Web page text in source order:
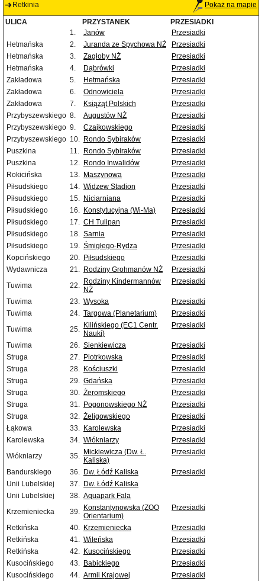
Retkinia Pokaż na mapie
ULICA PRZYSTANEK
PRZESIADKI
1.
Janów
Przesiadki
Hetmańska
2. Juranda ze Spychowa NŻ
Przesiadki
Hetmańska
3. Zagłoby NŻ
Przesiadki
Hetmańska
4. Dąbrówki
Przesiadki
Zakładowa
5. Hetmańska
Przesiadki
Zakładowa
6. Odnowiciela
Przesiadki
Zakładowa
7. Książąt Polskich
Przesiadki
Przybyszewskiego 8. Augustów NŻ
Przesiadki
Przybyszewskiego 9. Czajkowskiego
Przesiadki
Przybyszewskiego 10. Rondo Sybiraków
Przesiadki
Puszkina
11. Rondo Sybiraków
Przesiadki
Puszkina
12. Rondo Inwalidów
Przesiadki
Rokicińska
13. Maszynowa
Przesiadki
Piłsudskiego
14. Widzew Stadion
Przesiadki
Piłsudskiego
15. Niciarniana
Przesiadki
Piłsudskiego
16. Konstytucyjna (Wi-Ma)
Przesiadki
Piłsudskiego
17. CH Tulipan
Przesiadki
Piłsudskiego
18. Sarnia
Przesiadki
Piłsudskiego
19. Śmigłego-Rydza
Przesiadki
Kopcińskiego
20. Piłsudskiego
Przesiadki
Wydawnicza
21. Rodziny Grohmanów NŻ
Przesiadki
Tuwima
22. Rodziny Kindermannów
NŻ
Przesiadki
Tuwima 23. Wysoka
Przesiadki
Tuwima
24. Targowa (Planetarium)
Przesiadki
Tuwima
25. Kilińskiego (EC1 Centr.
Nauki)
Przesiadki
Tuwima 26. Sienkiewicza
Przesiadki
Struga
27. Piotrkowska
Przesiadki
Struga
28. Kościuszki
Przesiadki
Struga
29. Gdańska
Przesiadki
Struga
30. Żeromskiego
Przesiadki
Struga
31. Pogonowskiego NŻ
Przesiadki
Struga
32. Żeligowskiego
Przesiadki
Łąkowa
33. Karolewska
Przesiadki
Karolewska
34. Włókniarzy
Przesiadki
Włókniarzy
35. Mickiewicza (Dw. Ł.
Kaliska)
Przesiadki
Bandurskiego 36. Dw. Łódź Kaliska
Przesiadki
Unii Lubelskiej
37. Dw. Łódź Kaliska
Unii Lubelskiej
38. Aquapark Fala
Krzemieniecka
39. Konstantynowska (ZOO
Orientarium)
Przesiadki
Retkińska 40. Krzemieniecka
Przesiadki
Retkińska
41. Wileńska
Przesiadki
Retkińska
42. Kusocińskiego
Przesiadki
Kusocińskiego
43. Babickiego
Przesiadki
Kusocińskiego
44. Armii Krajowej Przesiadki